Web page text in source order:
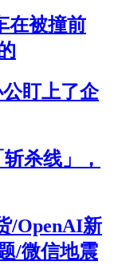
在被撞前
盯上了企
杀线」，
/OpenAI新
/微信地震